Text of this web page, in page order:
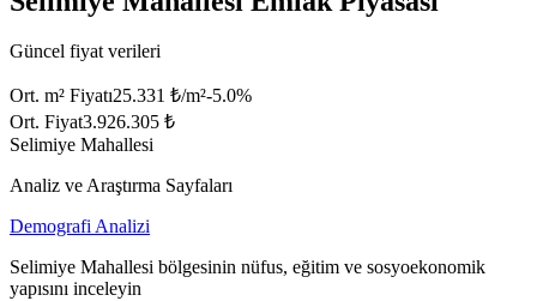
Güncel fiyat verileri
Ort. m² Fiyatı25.331 ₺/m²-5.0%
Ort. Fiyat3.926.305 ₺
Selimiye Mahallesi
Analiz ve Araştırma Sayfaları
Demografi Analizi
Selimiye Mahallesi bölgesinin nüfus, eğitim ve sosyoekonomik
yapısını inceleyin